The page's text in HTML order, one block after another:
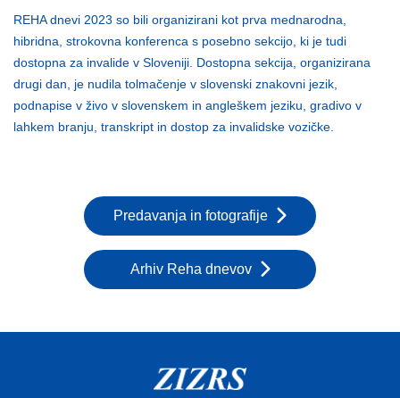
REHA dnevi 2023 so bili organizirani kot prva mednarodna,
hibridna, strokovna konferenca s posebno sekcijo, ki je tudi
dostopna za invalide v Sloveniji. Dostopna sekcija, organizirana
drugi dan, je nudila tolmačenje v slovenski znakovni jezik,
podnapise v živo v slovenskem in angleškem jeziku, gradivo v
lahkem branju, transkript in dostop za invalidske vozičke.
Predavanja in fotografije
Arhiv Reha dnevov